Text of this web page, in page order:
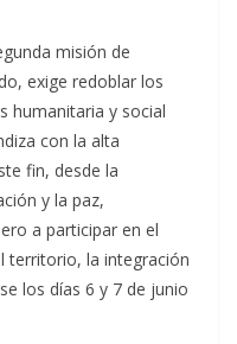
misión de
exige redoblar los
humanitaria y social
con la alta
fin, desde la
y la paz,
a participar en el
territorio, la integración
los días 6 y 7 de junio